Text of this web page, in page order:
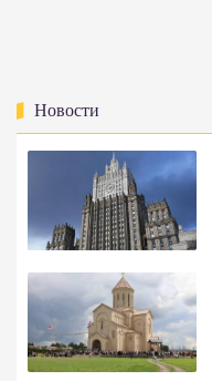
Новости